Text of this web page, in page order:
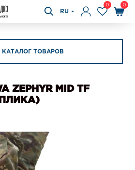
RU
0 0
КАТАЛОГ ТОВАРОВ
ZEPHYR MID TF